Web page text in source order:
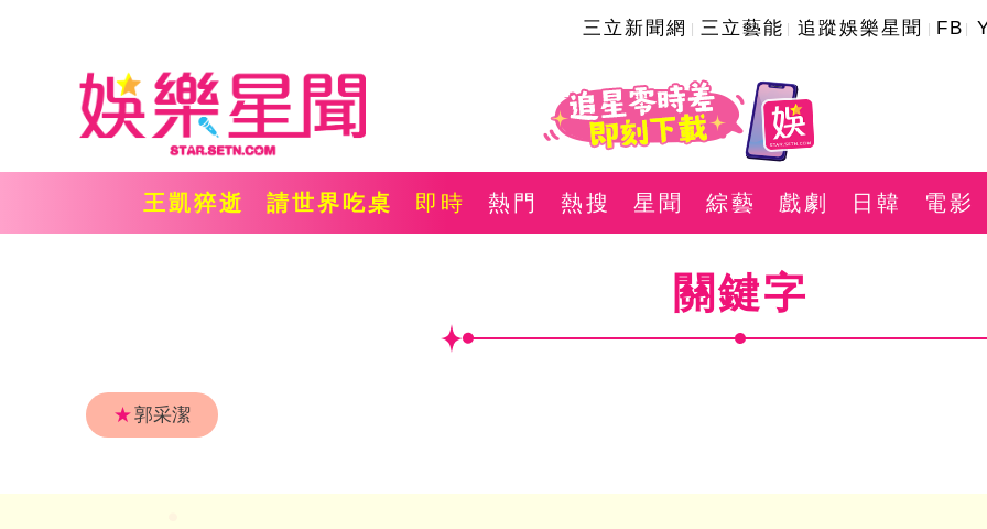
三立新聞網 三立藝能 追蹤娛樂星聞 FB
王凱猝逝 請世界吃桌 即時 熱門 熱搜 星聞 綜藝 戲劇 日韓 電影
關鍵字
★郭采潔